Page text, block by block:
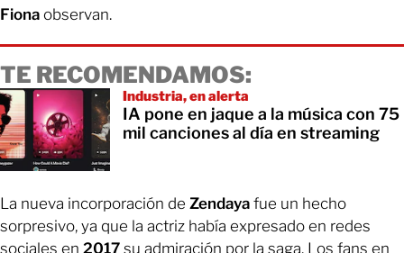
Fiona observan.
TE RECOMENDAMOS:
Industria, en alerta
IA pone en jaque a la música con 75
mil canciones al día en streaming
La nueva incorporación de Zendaya fue un hecho
sorpresivo, ya que la actriz había expresado en redes
sociales en 2017 su admiración por la saga. Los fans en